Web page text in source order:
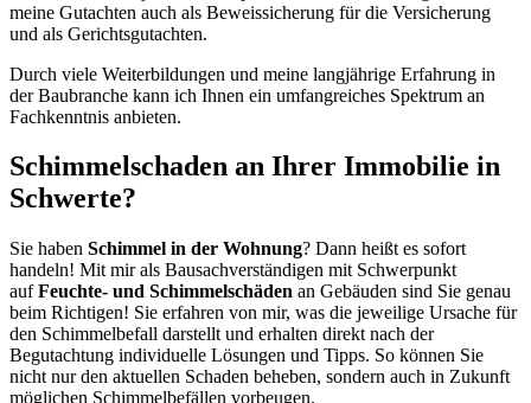
meine Gutachten auch als Beweissicherung für die Versicherung
und als Gerichtsgutachten.
Durch viele Weiterbildungen und meine langjährige Erfahrung in
der Baubranche kann ich Ihnen ein umfangreiches Spektrum an
Fachkenntnis anbieten.
Schimmelschaden an Ihrer Immobilie in
Schwerte?
Sie haben Schimmel in der Wohnung? Dann heißt es sofort
handeln! Mit mir als Bausachverständigen mit Schwerpunkt
aufFeuchte- und Schimmelschäden an Gebäuden sind Sie genau
beim Richtigen! Sie erfahren von mir, was die jeweilige Ursache für
den Schimmelbefall darstellt und erhalten direkt nach der
Begutachtung individuelle Lösungen und Tipps. So können Sie
nicht nur den aktuellen Schaden beheben, sondern auch in Zukunft
möglichen Schimmelbefällen vorbeugen.